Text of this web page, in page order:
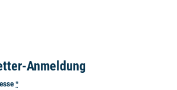
Anmeldung
*